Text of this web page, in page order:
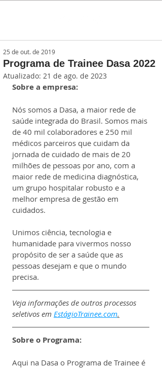
Programa de Trainee Dasa 2022
25 de out. de 2019
Atualizado: 21 de ago. de 2023
Sobre a empresa:
Nós somos a Dasa, a maior rede de
saúde integrada do Brasil. Somos mais
de 40 mil colaboradores e 250 mil
médicos parceiros que cuidam da
jornada de cuidado de mais de 20
milhões de pessoas por ano, com a
maior rede de medicina diagnóstica,
um grupo hospitalar robusto e a
melhor empresa de gestão em
cuidados.
Unimos ciência, tecnologia e
humanidade para vivermos nosso
propósito de ser a saúde que as
pessoas desejam e que o mundo
precisa.
Veja informações de outros processos
seletivos em EstágioTrainee.com.
Sobre o Programa:
Aqui na Dasa o Programa de Trainee é